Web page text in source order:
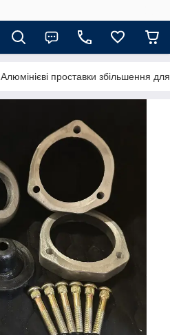
Алюмінієві проставки збільшення